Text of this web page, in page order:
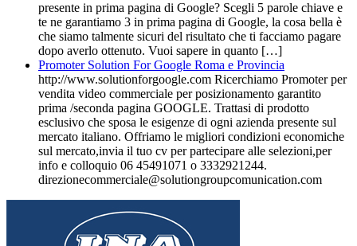
presente in prima pagina di Google? Scegli 5 parole chiave e
te ne garantiamo 3 in prima pagina di Google, la cosa bella è
che siamo talmente sicuri del risultato che ti facciamo pagare
dopo averlo ottenuto. Vuoi sapere in quanto […]
Promoter Solution For Google Roma e Provincia
http://www.solutionforgoogle.com Ricerchiamo Promoter per
vendita video commerciale per posizionamento garantito
prima /seconda pagina GOOGLE. Trattasi di prodotto
esclusivo che sposa le esigenze di ogni azienda presente sul
mercato italiano. Offriamo le migliori condizioni economiche
sul mercato,invia il tuo cv per partecipare alle selezioni,per
info e colloquio 06 45491071 o 3332921244.
direzionecommerciale@solutiongroupcomunication.com